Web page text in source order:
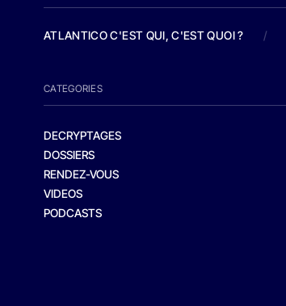
ATLANTICO C'EST QUI, C'EST QUOI ? /
CATEGORIES
DECRYPTAGES
DOSSIERS
RENDEZ-VOUS
VIDEOS
PODCASTS